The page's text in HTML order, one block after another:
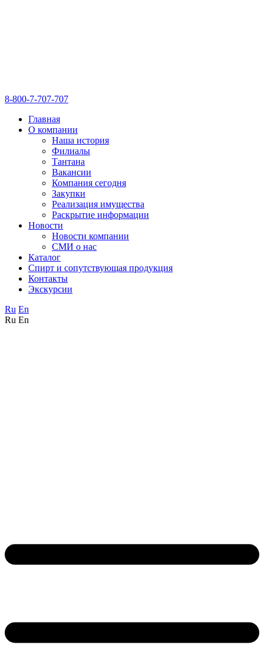
8-800-7-707-707
Главная
О компании
Наша история
Филиалы
Тантана
Вакансии
Компания сегодня
Закупки
Реализация имущества
Раскрытие информации
Новости
Новости компании
СМИ о нас
Каталог
Спирт и сопутствующая продукция
Контакты
Экскурсии
Ru En
Ru En